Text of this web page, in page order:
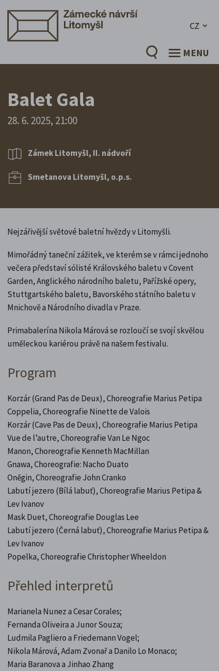
CZ
MENU
Balet Gala
28. 6. 2025, 21:00
Zámek Litomyšl, II. nádvoří
Smetanova Litomyšl, o.p.s.
Nejzářivější světové baletní hvězdy v Litomyšli.
Mimořádný taneční zážitek, ve kterém se v rámci jednoho
večera představí sólisté Královského baletu v Covent
Garden, Anglického národního baletu, Pařížské opery,
Stuttgartského baletu, Bavorského státního baletu v
Mnichově a Národního divadla v Praze.
Primabalerína Nikola Márová se rozloučí se svojí skvělou
uměleckou kariérou právě na našem festivalu.
Program
Korzár (Grand Pas de Deux), Choreografie Marius Petipa
Coppelia, Choreografie Ninette de Valois
Korzár (Cave Pas de Deux), Choreografie Marius Petipa
Vue de l’autre, Choreografie Van Le Ngoc
Manon, Choreografie Kenneth MacMillan
Gnawa, Choreografie: Nacho Duato
Oněgin, Choreografie John Cranko
Labutí jezero (Bílá labuť), Choreografie Marius Petipa &
Lev Ivanov
Mask Duet, Choreografie Douglas Lee
Labutí jezero (Černá labuť), Choreografie Marius Petipa &
Lev Ivanov
Popelka, Choreografie Christopher Wheeldon
Přehled interpretů
Marianela Nunez a Cesar Corales;
Fernanda Oliveira a Junor Souza;
Ludmila Pagliero a Friedemann Vogel;
Nikola Márová, Adam Zvonař a Danilo Lo Monaco;
Maria Baranova a Jinhao Zhang